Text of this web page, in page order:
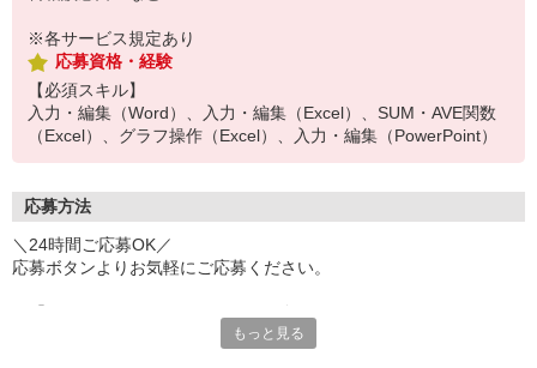
※各サービス規定あり
応募資格・経験
【必須スキル】
入力・編集（Word）、入力・編集（Excel）、SUM・AVE関数
（Excel）、グラフ操作（Excel）、入力・編集（PowerPoint）
応募方法
＼24時間ご応募OK／
応募ボタンよりお気軽にご応募ください。
※メールが届かない場合、迷惑メールフォルダもご確認ください。
もっと見る